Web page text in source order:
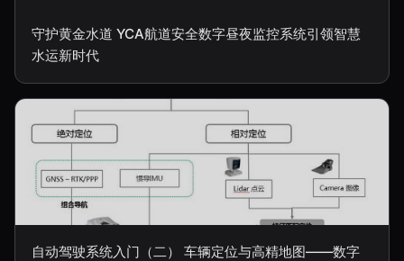
守护黄金水道 YCA航道安全数字昼夜监控系统引领智慧
水运新时代
自动驾驶系统入门（二） 车辆定位与高精地图——数字